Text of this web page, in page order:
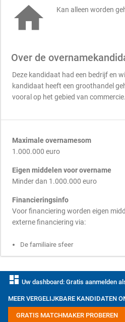
 Kan alleen worden
Over de
Deze kandidaat had een bedrijf en
kandidaat heeft een groothandel
vooral op het gebied van commercie.
Maximale overnamesom
1.000.000 euro
Eigen middelen voor overname
Minder dan 1.000.000 euro
Financieringsinfo
Voor financiering worden eigen
externe financiering via:
De familiaire sfeer
dashboard Uw dashboard: Gratis aanmelden
MEER VERGELIJKBARE KANDIDATEN
GRATIS MATCHMAKER PROBEREN